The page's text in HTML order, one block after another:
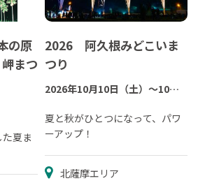
の原
まつ
夏ま
2026 阿久根みどこいま
つり
2026年10月10日（土）～10月
夏と秋がひとつになって、パワ
ーアップ！
北薩摩エリア